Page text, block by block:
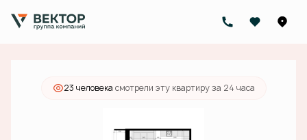
2-комнатная 14 499 000 руб.
Ипотекаот 52 071 руб./мес.
23 человекa смотрели эту квартиру за 24 часа